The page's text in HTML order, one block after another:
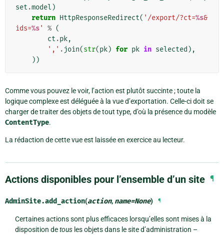
set .model )
return HttpResponseRedirect( '/export/?ct=%s&
ids=%s' % (
ct .pk,
',' . join(str(pk) for pk in selected ),
))
Comme vous pouvez le voir, l’action est plutôt succinte ; toute la
logique complexe est déléguée à la vue d’exportation. Celle-ci doit se
charger de traiter des objets de tout type, d’où la présence du modèle
ContentType.
La rédaction de cette vue est laissée en exercice au lecteur.
Actions disponibles pour l’ensemble d’un site ¶
AdminSite.add_action(action, name=None) ¶
Certaines actions sont plus efficaces lorsqu’elles sont mises à la
disposition detousles objets dans le site d’administration –